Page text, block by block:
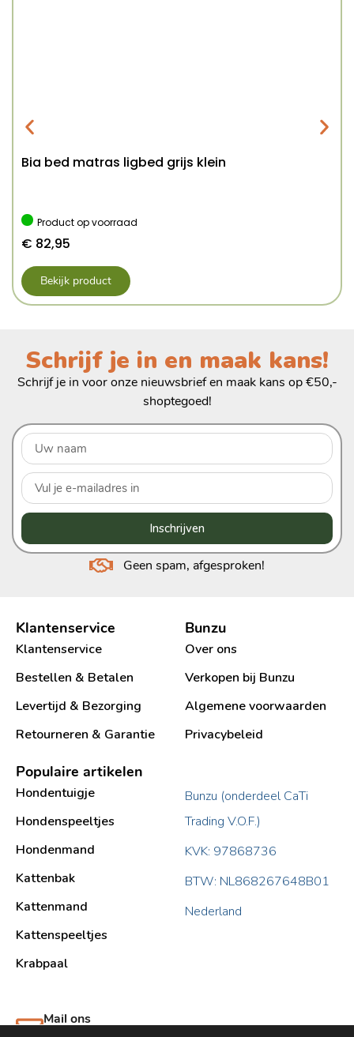
Bia bed matras ligbed grijs klein
Product op voorraad
€ 82,95
Bekijk product
Schrijf je in en maak kans!
Schrijf je in voor onze nieuwsbrief en maak kans op €50,-
shoptegoed!
Inschrijven
Geen spam, afgesproken!
Klantenservice
Klantenservice
Bestellen & Betalen
Levertijd & Bezorging
Retourneren & Garantie
Bunzu
Over ons
Verkopen bij Bunzu
Algemene voorwaarden
Privacybeleid
Populaire artikelen
Hondentuigje
Hondenspeeltjes
Hondenmand
Kattenbak
Kattenmand
Kattenspeeltjes
Krabpaal​
Bunzu (onderdeel CaTi
Trading V.O.F.)
KVK: 97868736
BTW: NL868267648B01
Nederland
Mail ons